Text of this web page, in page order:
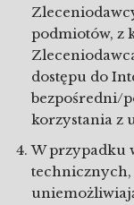
podmiotów, z
dostępu do
bezpośredni/
korzystania z
W przypadku
technicznych,